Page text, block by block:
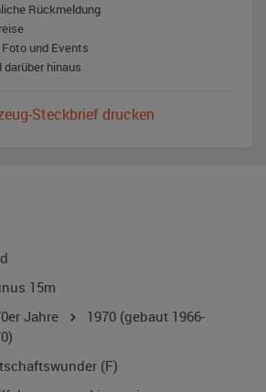
Rückmeldung
und Events
hinaus
Steckbrief drucken
15m
Jahre 1970 (gebaut 1966-
(F)